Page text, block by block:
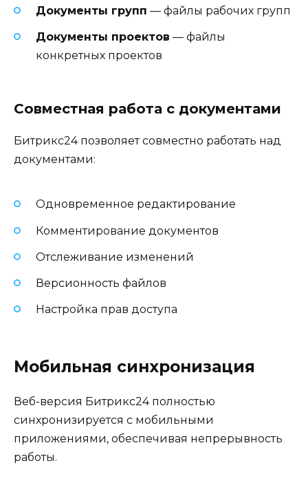
Документы групп — файлы рабочих групп
Документы проектов — файлы
конкретных проектов
Совместная работа с документами
Битрикс24 позволяет совместно работать над
документами:
Одновременное редактирование
Комментирование документов
Отслеживание изменений
Версионность файлов
Настройка прав доступа
Мобильная синхронизация
Веб-версия Битрикс24 полностью
синхронизируется с мобильными
приложениями, обеспечивая непрерывность
работы.